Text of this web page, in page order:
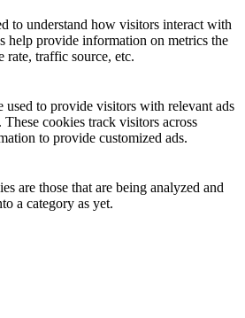
to understand how visitors interact with
help provide information on metrics the
rate, traffic source, etc.
used to provide visitors with relevant ads
cookies track visitors across
to provide customized ads.
are those that are being analyzed and
a category as yet.